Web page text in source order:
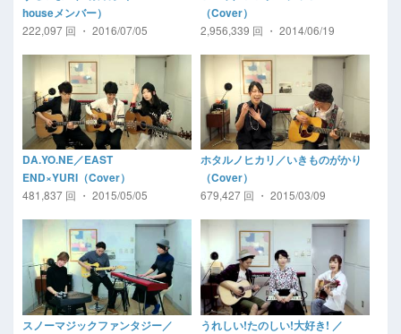
houseメンバー）
222,097 回 ・ 2016/07/05
（Cover）
2,956,339 回 ・ 2014/06/19
DA.YO.NE／EAST
END×YURI（Cover）
481,837 回 ・ 2015/05/05
ホタルノヒカリ／いきものがかり
（Cover）
679,427 回 ・ 2015/03/09
スノーマジックファンタジー／
うれしい!たのしい!大好き! ／